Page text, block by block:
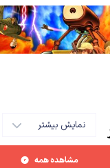
نمایش بیشتر
مشاهده همه